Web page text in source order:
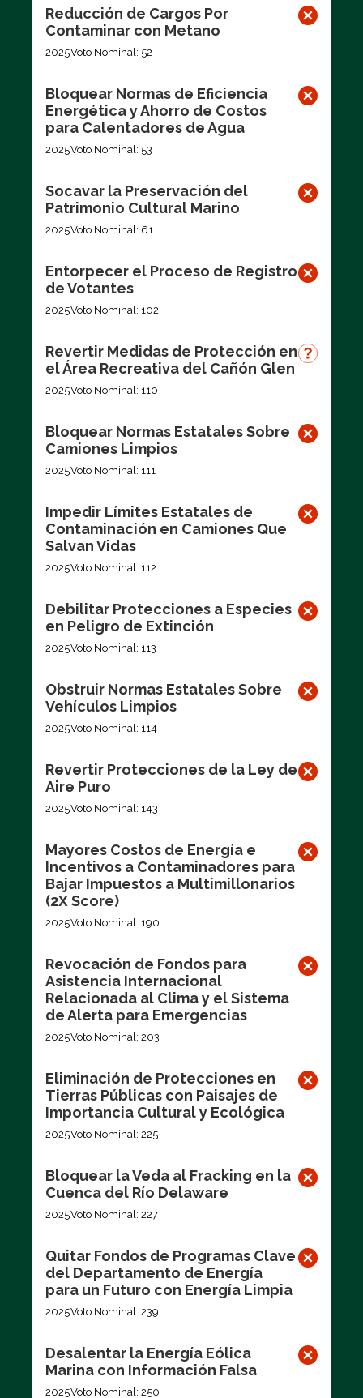
Reducción de Cargos Por
Contaminar con Metano
2025Voto Nominal: 52
Bloquear Normas de Eficiencia
Energética y Ahorro de Costos
para Calentadores de Agua
2025Voto Nominal: 53
Socavar la Preservación del
Patrimonio Cultural Marino
2025Voto Nominal: 61
Entorpecer el Proceso de Registro
de Votantes
2025Voto Nominal: 102
Revertir Medidas de Protección en
el Área Recreativa del Cañón Glen
2025Voto Nominal: 110
Bloquear Normas Estatales Sobre
Camiones Limpios
2025Voto Nominal: 111
Impedir Límites Estatales de
Contaminación en Camiones Que
Salvan Vidas
2025Voto Nominal: 112
Debilitar Protecciones a Especies
en Peligro de Extinción
2025Voto Nominal: 113
Obstruir Normas Estatales Sobre
Vehículos Limpios
2025Voto Nominal: 114
Revertir Protecciones de la Ley de
Aire Puro
2025Voto Nominal: 143
Mayores Costos de Energía e
Incentivos a Contaminadores para
Bajar Impuestos a Multimillonarios
(2X Score)
2025Voto Nominal: 190
Revocación de Fondos para
Asistencia Internacional
Relacionada al Clima y el Sistema
de Alerta para Emergencias
2025Voto Nominal: 203
Eliminación de Protecciones en
Tierras Públicas con Paisajes de
Importancia Cultural y Ecológica
2025Voto Nominal: 225
Bloquear la Veda al Fracking en la
Cuenca del Río Delaware
2025Voto Nominal: 227
Quitar Fondos de Programas Clave
del Departamento de Energía
para un Futuro con Energía Limpia
2025Voto Nominal: 239
Desalentar la Energía Eólica
Marina con Información Falsa
2025Voto Nominal: 250